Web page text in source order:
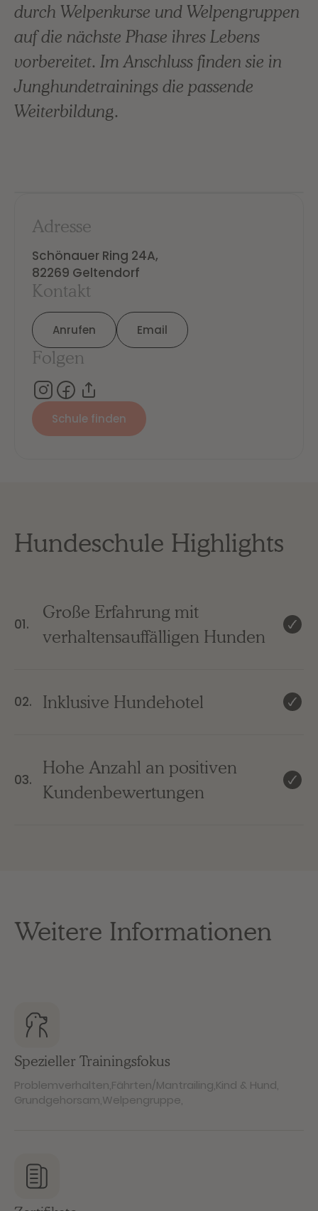
durch Welpenkurse und Welpengruppen
auf die nächste Phase ihres Lebens
vorbereitet. Im Anschluss finden sie in
Junghundetrainings die passende
Weiterbildung.
Adresse
Schönauer Ring 24A,
82269 Geltendorf
Kontakt
Anrufen Email
Folgen
Schule finden
Hundeschule Highlights
01.
Große Erfahrung mit
verhaltensauffälligen Hunden
02. Inklusive Hundehotel
03.
Hohe Anzahl an positiven
Kundenbewertungen
Weitere Informationen
Spezieller Trainingsfokus
Problemverhalten,Fährten/Mantrailing,Kind & Hund,
Grundgehorsam,Welpengruppe,